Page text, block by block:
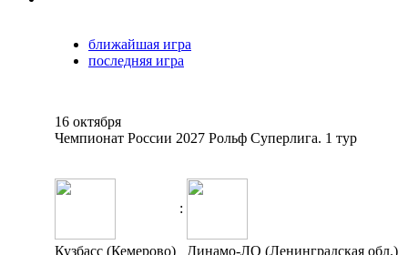
ближайшая игра
последняя игра
16 октября
Чемпионат России 2027 Рольф Суперлига. 1 тур
:
Кузбасс (Кемерово) Динамо-ЛО (Ленинградская обл.)